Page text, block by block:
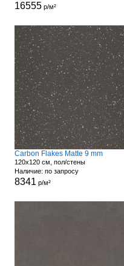
16555р/м²
Carbon Flakes Matte 9 mm
120x120 см, пол/стены
Наличие: по запросу
8341 р/м²